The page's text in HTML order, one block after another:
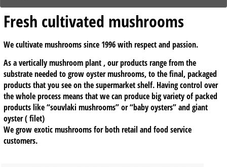
Fresh cultivated mushrooms
We cultivate mushrooms since 1996 with respect and passion.
As a vertically mushroom plant , our products range from the
substrate needed to grow oyster mushrooms, to the final, packaged
products that you see on the supermarket shelf. Having control over
the whole process means that we can produce big variety of packed
products like “souvlaki mushrooms” or “baby oysters” and giant
oyster ( filet)
We grow exotic mushrooms for both retail and food service
customers.